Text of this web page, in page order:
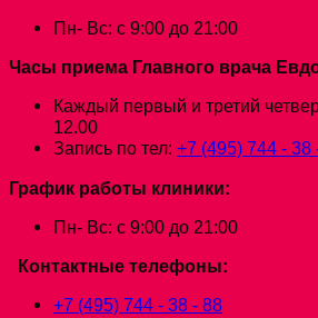
Пн- Вс: с 9:00 до 21:00
Часы приема Главного врача
Каждый первый и третий
12.00
Запись по тел: +7 (495) 744 - 38
График работы клиники:
Пн- Вс: с 9:00 до 21:00
Контактные телефоны:
+7 (495) 744 - 38 - 88